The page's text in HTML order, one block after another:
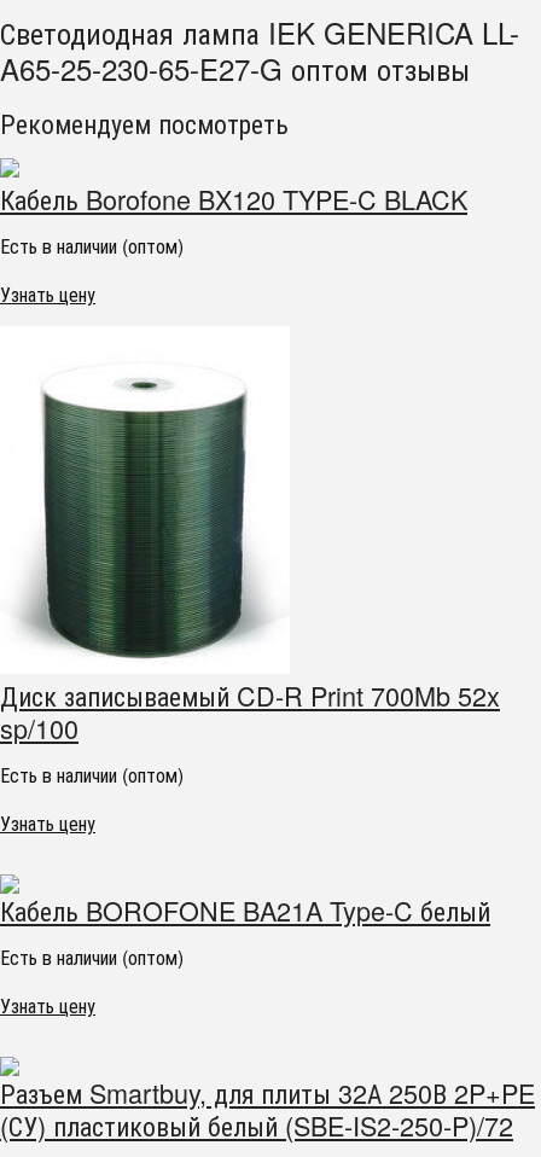
Светодиодная лампа IEK GENERICA LL-
A65-25-230-65-E27-G оптом отзывы
Рекомендуем посмотреть
Кабель Borofone BX120 TYPE-C BLACK
Есть в наличии (оптом)
Узнать цену
Диск записываемый CD-R Print 700Mb 52x
sp/100
Есть в наличии (оптом)
Узнать цену
Кабель BOROFONE BA21A Type-C белый
Есть в наличии (оптом)
Узнать цену
Разъем Smartbuy, для плиты 32А 250В 2P+PE
(СУ) пластиковый белый (SBE-IS2-250-P)/72